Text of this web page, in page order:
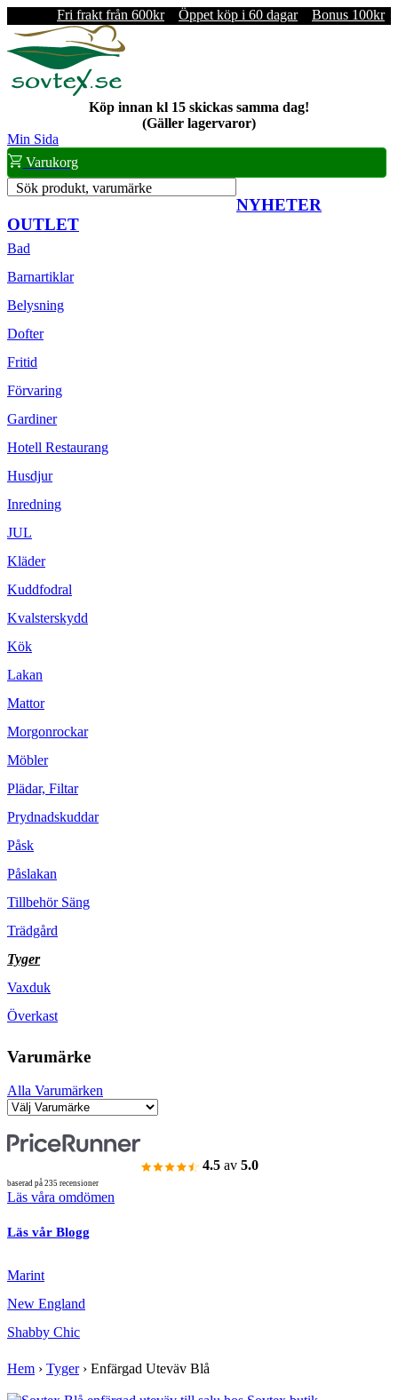
Fri frakt från 600kr Öppet köp i 60 dagar Bonus 100kr
Köp innan kl 15 skickas samma dag!
(Gäller lagervaror)
Min Sida
Varukorg
Sök produkt, varumärke
NYHETER
OUTLET
Bad
Barnartiklar
Belysning
Dofter
Fritid
Förvaring
Gardiner
Hotell Restaurang
Husdjur
Inredning
JUL
Kläder
Kuddfodral
Kvalsterskydd
Kök
Lakan
Mattor
Morgonrockar
Möbler
Plädar, Filtar
Prydnadskuddar
Påsk
Påslakan
Tillbehör Säng
Trädgård
Tyger
Vaxduk
Överkast
Varumärke
Alla Varumärken
4.5 av 5.0
baserad på 235 recensioner
Läs våra omdömen
Läs vår Blogg
Marint
New England
Shabby Chic
Hem › Tyger› Enfärgad Uteväv Blå